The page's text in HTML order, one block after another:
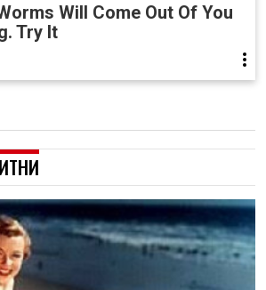
Will Come Out Of You
Try It